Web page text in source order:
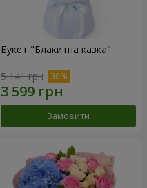
Букет "Блакитна казка"
5 141 грн
Замовити